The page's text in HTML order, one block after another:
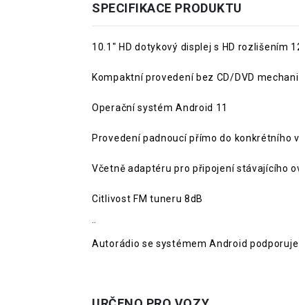
SPECIFIKACE PRODUKTU
10.1" HD dotykový displej s HD rozlišením
Kompaktní provedení bez CD/DVD
Operační systém Android 11
Provedení padnoucí přímo do konkrétního
Včetně adaptéru pro připojení stávajícího
Citlivost FM tuneru 8dB
¨
Autorádio se systémem Android